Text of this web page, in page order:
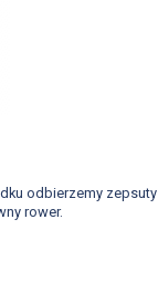
odbierzemy zepsuty
rower.